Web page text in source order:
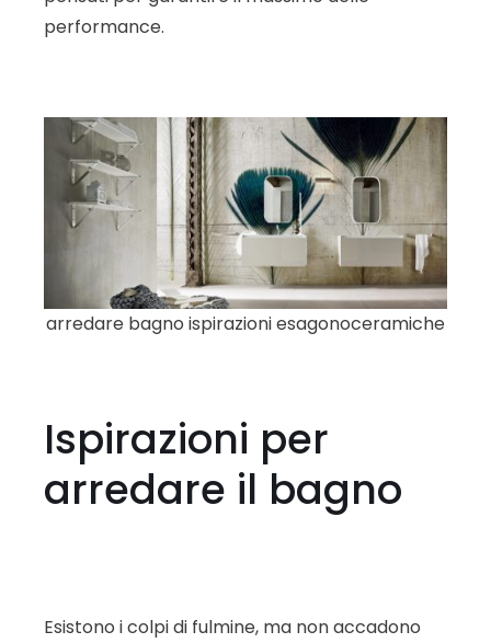
performance.
arredare bagno ispirazioni esagonoceramiche
Ispirazioni per
arredare il bagno
Esistono i colpi di fulmine, ma non accadono